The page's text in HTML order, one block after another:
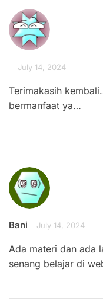
July 14, 2024
Terimakasih
bermanfaat ya…
Bani July 14, 2024
Ada materi dan ada
senang belajar di